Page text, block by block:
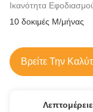
Ικανότητα
10 δοκιμές Μ/μήνας
Βρείτε Την